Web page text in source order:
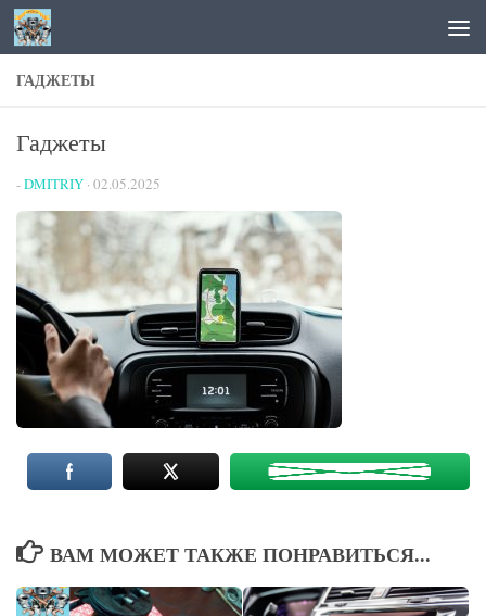
Перейти к содержимому
ГАДЖЕТЫ
Гаджеты
-DMITRIY · 02.05.2025
ВАМ МОЖЕТ ТАКЖЕ ПОНРАВИТЬСЯ...